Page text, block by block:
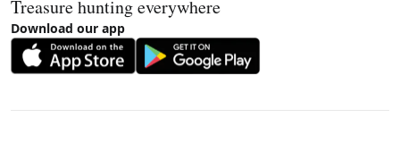
Treasure hunting everywhere
Download our app